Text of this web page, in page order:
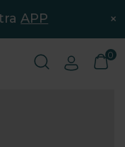
APP ×
0